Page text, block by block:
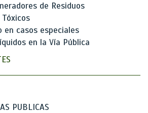
de Residuos
en casos especiales
en la Vía Pública
PUBLICAS